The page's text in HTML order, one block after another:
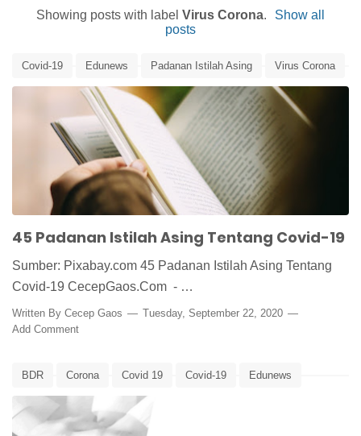
Showing posts with label Virus Corona.
Show all
posts
Covid-19 Edunews Padanan Istilah Asing Virus Corona
45 Padanan Istilah Asing Tentang Covid-19
Sumber: Pixabay.com 45 Padanan Istilah Asing Tentang
Covid-19 CecepGaos.Com - …
Written By Cecep Gaos
Tuesday, September 22, 2020
Add Comment
BDR Corona Covid 19 Covid-19 Edunews
KurkulumDaruratCorona
Panduan BDR PJJ